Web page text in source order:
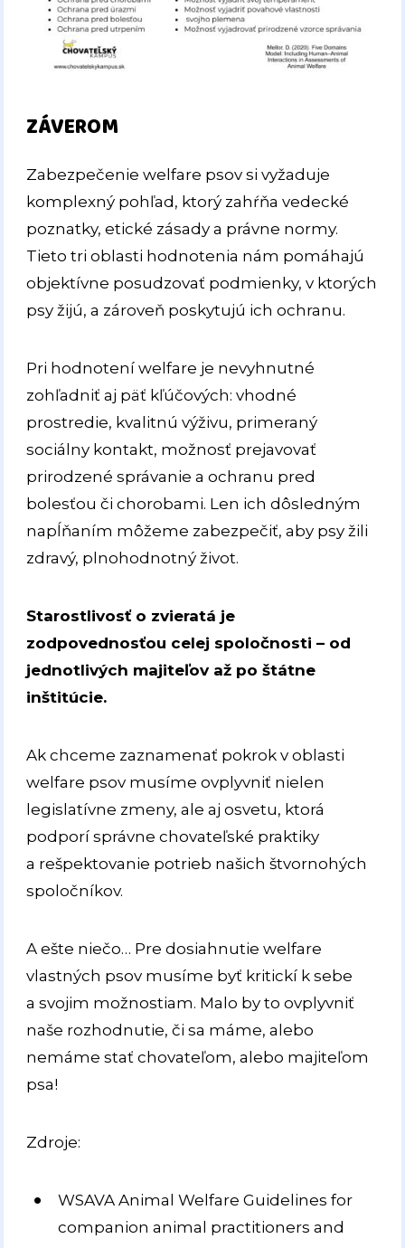
ZÁVEROM
Zabezpečenie welfare psov si vyžaduje
komplexný pohľad, ktorý zahŕňa vedecké
poznatky, etické zásady a právne normy.
Tieto tri oblasti hodnotenia nám pomáhajú
objektívne posudzovať podmienky, v ktorých
psy žijú, a zároveň poskytujú ich ochranu.
Pri hodnotení welfare je nevyhnutné
zohľadniť aj päť kľúčových: vhodné
prostredie, kvalitnú výživu, primeraný
sociálny kontakt, možnosť prejavovať
prirodzené správanie a ochranu pred
bolesťou či chorobami. Len ich dôsledným
napĺňaním môžeme zabezpečiť, aby psy žili
zdravý, plnohodnotný život.
Starostlivosť o zvieratá je
zodpovednosťou celej spoločnosti – od
jednotlivých majiteľov až po štátne
inštitúcie.
Ak chceme zaznamenať pokrok v oblasti
welfare psov musíme ovplyvniť nielen
legislatívne zmeny, ale aj osvetu, ktorá
podporí správne chovateľské praktiky
a rešpektovanie potrieb našich štvornohých
spoločníkov.
A ešte niečo… Pre dosiahnutie welfare
vlastných psov musíme byť kritickí k sebe
a svojim možnostiam. Malo by to ovplyvniť
naše rozhodnutie, či sa máme, alebo
nemáme stať chovateľom, alebo majiteľom
psa!
Zdroje:
WSAVA Animal Welfare Guidelines for
companion animal practitioners and